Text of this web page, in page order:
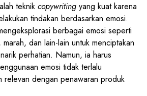
teknik copywriting yang kuat karena
tindakan berdasarkan emosi.
berbagai emosi seperti
dan lain-lain untuk menciptakan
perhatian. Namun, ia harus
emosi tidak terlalu
relevan dengan penawaran produk